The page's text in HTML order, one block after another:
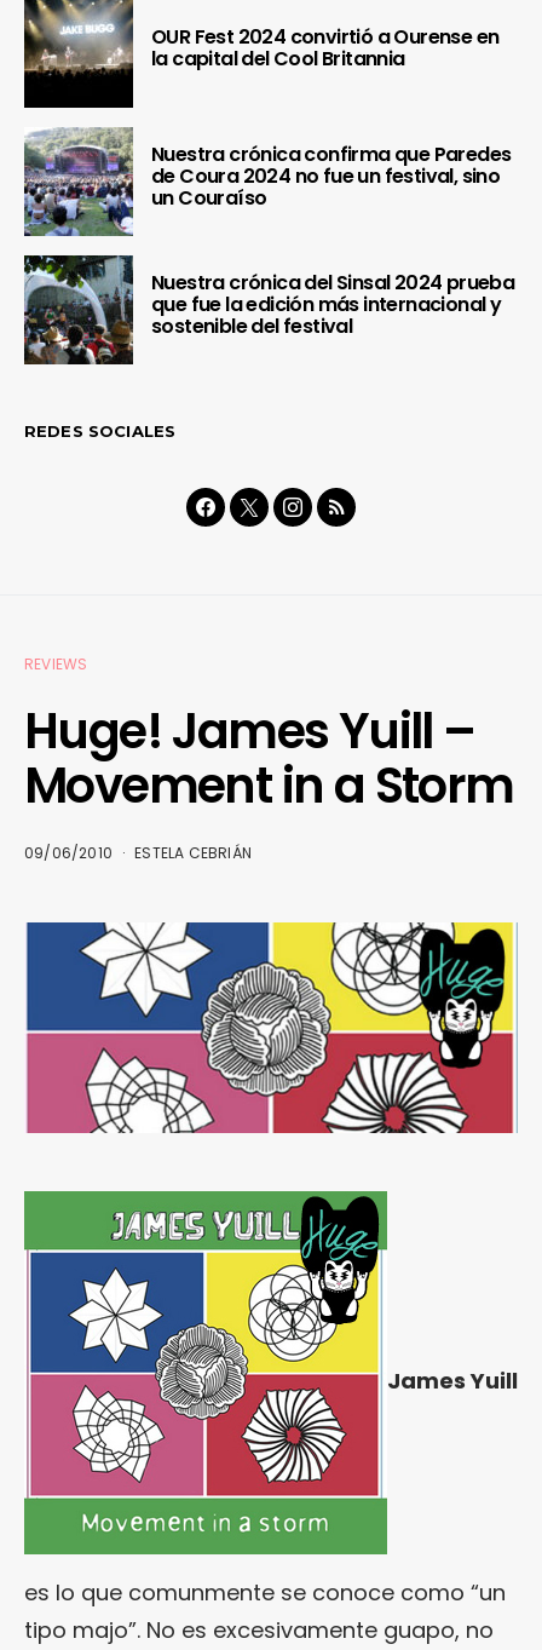
OUR Fest 2024 convirtió a Ourense en
la capital del Cool Britannia
Nuestra crónica confirma que Paredes
de Coura 2024 no fue un festival, sino
un Couraíso
Nuestra crónica del Sinsal 2024 prueba
que fue la edición más internacional y
sostenible del festival
REDES SOCIALES
REVIEWS
Huge! James Yuill –
Movement in a Storm
09/06/2010 ESTELA CEBRIÁN
James Yuill
es lo que comunmente se conoce como “un
tipo majo”. No es excesivamente guapo, no